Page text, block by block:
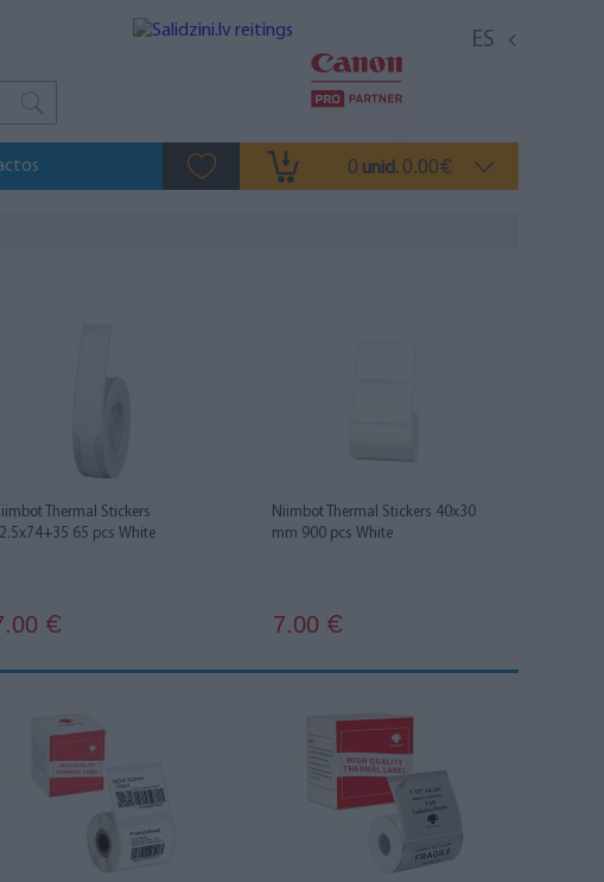
ES
0 unid. 0.00€
Thermal Stickers
65 pcs White
€
Niimbot Thermal Stickers 40x30
mm 900 pcs White
7.00 €